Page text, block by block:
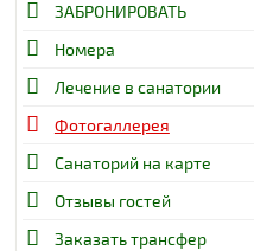
ЗАБРОНИРОВАТЬ
Номера
Лечение в санатории
Фотогаллерея
Санаторий на карте
Отзывы гостей
Заказать трансфер